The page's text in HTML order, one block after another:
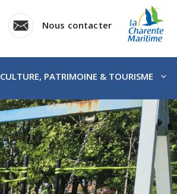
Nous contacter
CULTURE, PATRIMOINE & TOURISME